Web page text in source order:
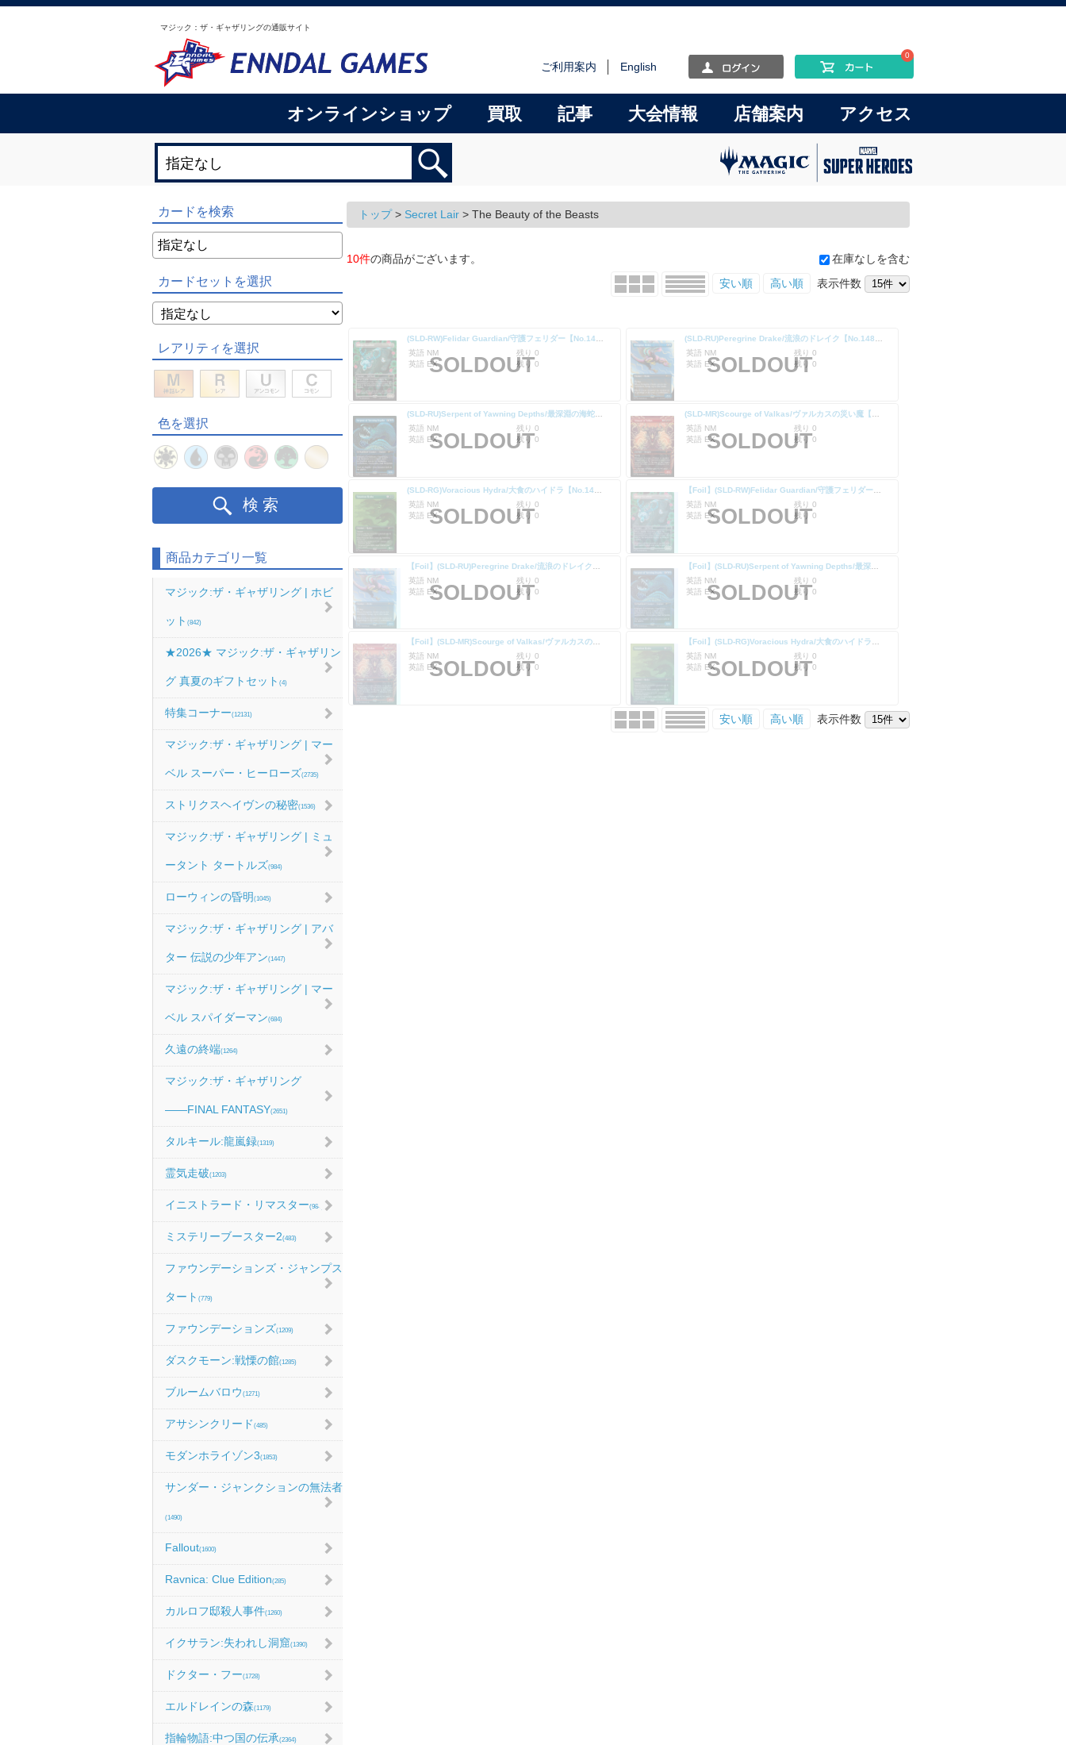
マジック：ザ・ギャザリングの通販サイト
ご利用案内 English
0
オンラインショップ 買取 記事 大会情報 店舗案内 アクセス
カードを検索
カードセットを選択
レアリティを選択
色を選択
検索
商品カテゴリ一覧
マジック:ザ・ギャザリング | ホビ
ット (842)
★2026★ マジック:ザ・ギャザリン
グ 真夏のギフトセット (4)
特集コーナー(12131)
マジック:ザ・ギャザリング | マー
ベル スーパー・ヒーローズ(2735)
ストリクスヘイヴンの秘密(1536)
マジック:ザ・ギャザリング | ミュ
ータント タートルズ(984)
ローウィンの昏明 (1045)
マジック:ザ・ギャザリング | アバ
ター 伝説の少年アン(1447)
マジック:ザ・ギャザリング | マー
ベル スパイダーマン(684)
久遠の終端(1264)
マジック:ザ・ギャザリング
――FINAL FANTASY(2651)
タルキール:龍嵐録(1319)
霊気走破(1203)
イニストラード・リマスター(984)
ミステリーブースター2(483)
ファウンデーションズ・ジャンプス
タート (779)
ファウンデーションズ(1209)
ダスクモーン:戦慄の館(1285)
ブルームバロウ (1271)
アサシンクリード (485)
モダンホライゾン3(1853)
サンダー・ジャンクションの無法者
(1490)
Fallout(1600)
Ravnica: Clue Edition(285)
カルロフ邸殺人事件(1260)
イクサラン:失われし洞窟(1390)
ドクター・フー(1728)
エルドレインの森(1179)
指輪物語:中つ国の伝承(2364)
トップ> Secret Lair > The Beauty of the Beasts
10件の商品がございます。
在庫なしを含む
安い順
高い順 表示件数
英語 NM
残り 0
英語 EX
残り 0
SOLDOUT
英語 NM
残り 0
英語 EX
残り 0
SOLDOUT
(SLD-RU)Serpent of Yawning Depths/最深淵の海蛇【No.1489】
英語 NM
残り 0
英語 EX
残り 0
SOLDOUT
(SLD-MR)Scourge of Valkas/ヴァルカスの災い魔【No.1490】
英語 NM
残り 0
英語 EX
残り 0
SOLDOUT
英語 NM
残り 0
英語 EX
残り 0
SOLDOUT
英語 NM
残り 0
英語 EX
残り 0
SOLDOUT
英語 NM
残り 0
英語 EX
残り 0
SOLDOUT
英語 NM
残り 0
英語 EX
残り 0
SOLDOUT
【Foil】(SLD-MR)Scourge of Valkas/ヴァルカスの災い魔【No.1490】
英語 NM
残り 0
英語 EX
残り 0
SOLDOUT
【Foil】(SLD-RG)Voracious Hydra/大食のハイドラ【No.1491】
英語 NM
残り 0
英語 EX
残り 0
SOLDOUT
安い順 高い順 表示件数